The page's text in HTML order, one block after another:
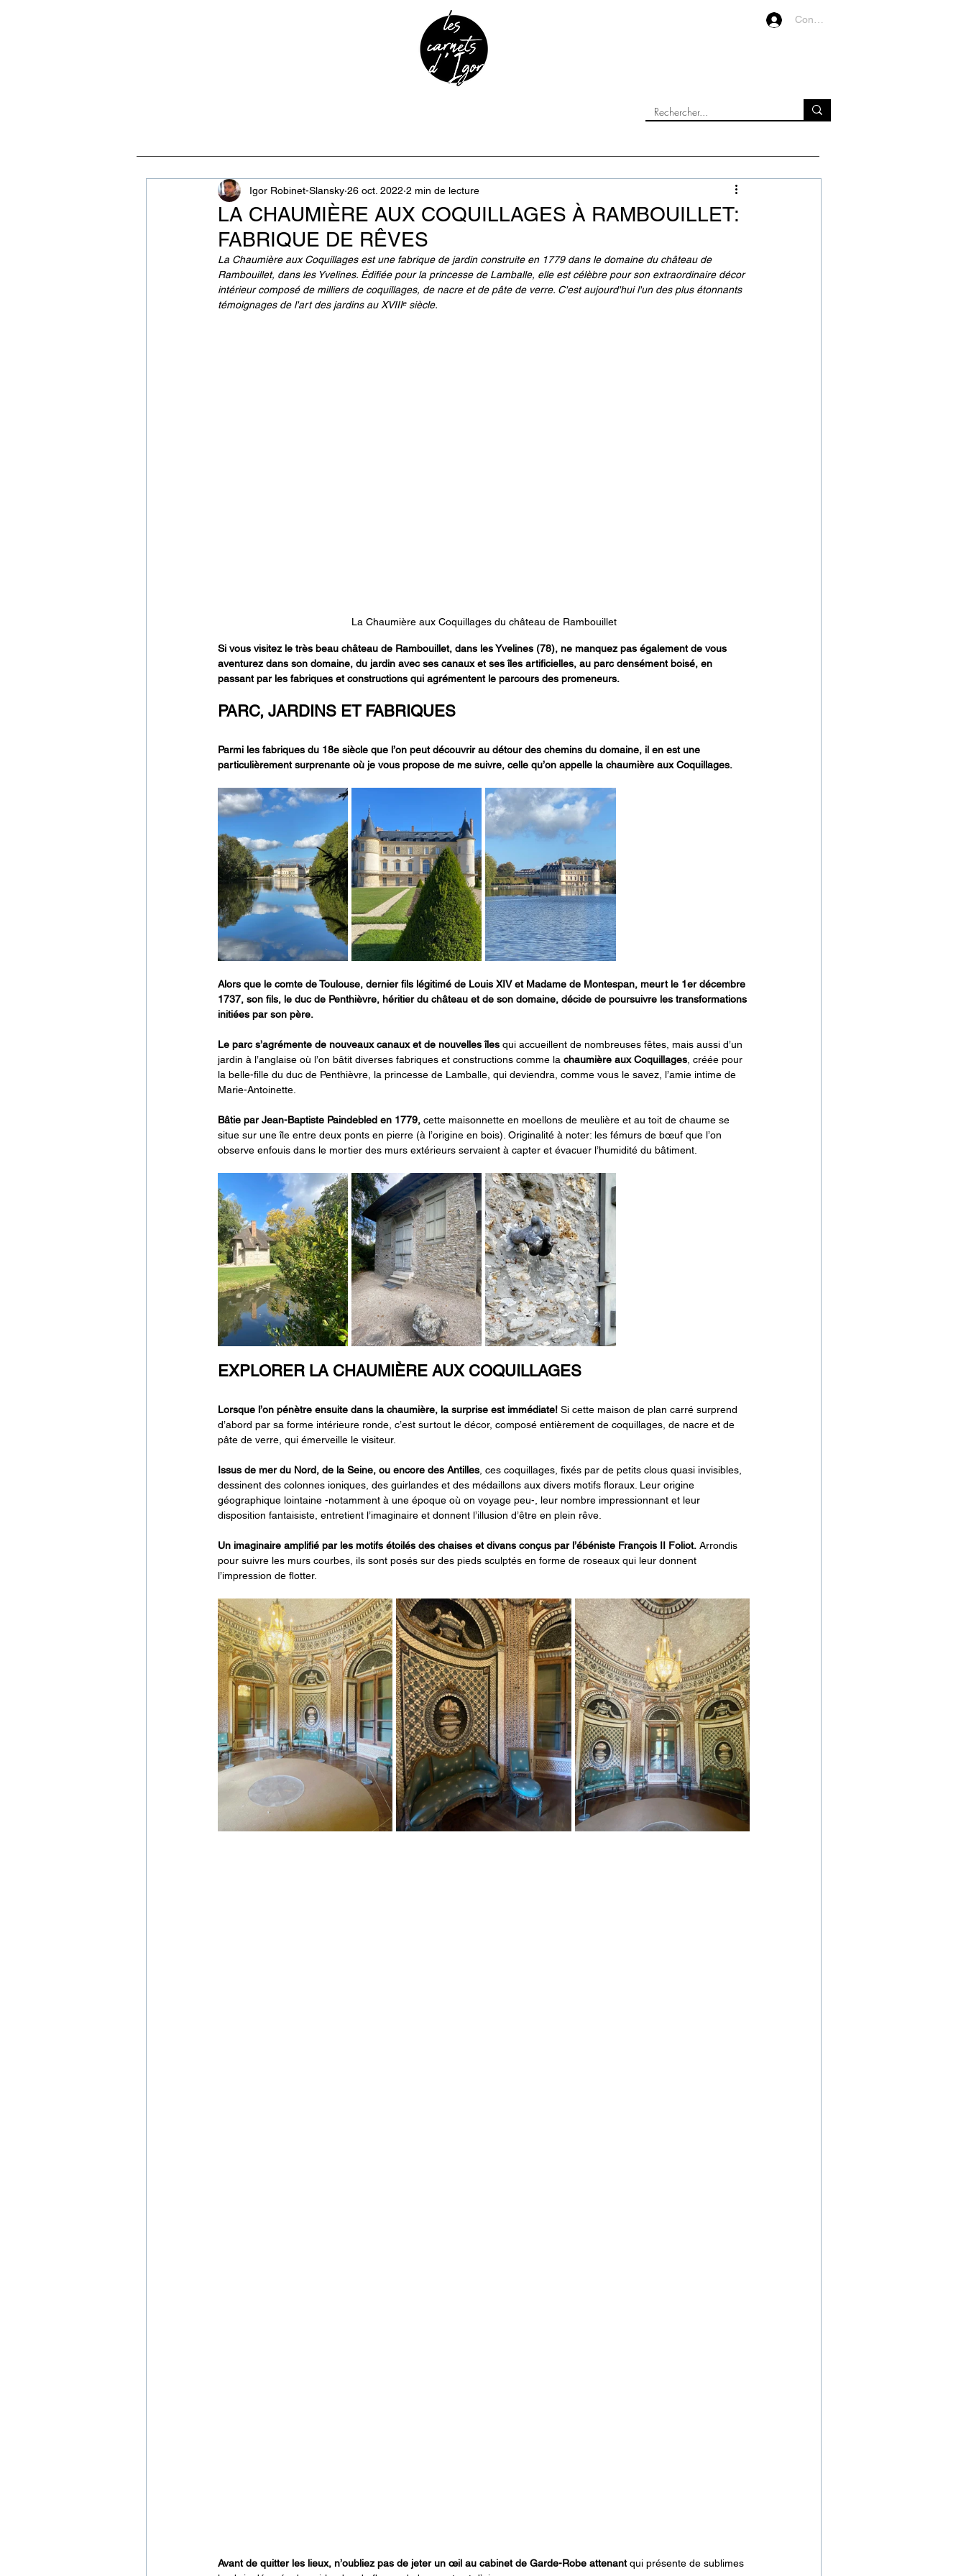
Connexion
LA CHAUMIÈRE AUX COQUILLAGES À RAMBOUILLET:
FABRIQUE DE RÊVES
Igor Robinet-Slansky 26 oct. 2022 2 min de lecture
La Chaumière aux Coquillages est une fabrique de jardin construite en 1779 dans le domaine du château de
Rambouillet, dans les Yvelines. Édifiée pour la princesse de Lamballe, elle est célèbre pour son extraordinaire décor
intérieur composé de milliers de coquillages, de nacre et de pâte de verre. C'est aujourd'hui l'un des plus étonnants
témoignages de l'art des jardins au XVIIIᵉ siècle.
La Chaumière aux Coquillages du château de Rambouillet
Si vous visitez le très beau château de Rambouillet, dans les Yvelines (78), ne manquez pas également de vous
aventurez dans son domaine, du jardin avec ses canaux et ses îles artificielles, au parc densément boisé, en
passant par les fabriques et constructions qui agrémentent le parcours des promeneurs.
PARC, JARDINS ET FABRIQUES
Parmi les fabriques du 18e siècle que l’on peut découvrir au détour des chemins du domaine, il en est une
particulièrement surprenante où je vous propose de me suivre, celle qu’on appelle la chaumière aux Coquillages.
Alors que le comte de Toulouse, dernier fils légitimé de Louis XIV et Madame de Montespan, meurt le 1er décembre
1737, son fils, le duc de Penthièvre, héritier du château et de son domaine, décide de poursuivre les transformations
initiées par son père.
Le parc s’agrémente de nouveaux canaux et de nouvelles îles qui accueillent de nombreuses fêtes, mais aussi d’un
jardin à l’anglaise où l’on bâtit diverses fabriques et constructions comme la chaumière aux Coquillages , créée pour
la belle-fille du duc de Penthièvre, la princesse de Lamballe, qui deviendra, comme vous le savez, l’amie intime de
Marie-Antoinette.
Bâtie par Jean-Baptiste Paindebled en 1779, cette maisonnette en moellons de meulière et au toit de chaume se
situe sur une île entre deux ponts en pierre (à l’origine en bois). Originalité à noter: les fémurs de bœuf que l’on
observe enfouis dans le mortier des murs extérieurs servaient à capter et évacuer l’humidité du bâtiment.
EXPLORER LA CHAUMIÈRE AUX COQUILLAGES
Lorsque l’on pénètre ensuite dans la chaumière, la surprise est immédiate! Si cette maison de plan carré surprend
d’abord par sa forme intérieure ronde, c’est surtout le décor, composé entièrement de coquillages, de nacre et de
pâte de verre, qui émerveille le visiteur.
Issus de mer du Nord, de la Seine, ou encore des Antilles , ces coquillages, fixés par de petits clous quasi invisibles,
dessinent des colonnes ioniques, des guirlandes et des médaillons aux divers motifs floraux. Leur origine
géographique lointaine -notamment à une époque où on voyage peu-, leur nombre impressionnant et leur
disposition fantaisiste, entretient l’imaginaire et donnent l’illusion d’être en plein rêve.
Un imaginaire amplifié par les motifs étoilés des chaises et divans conçus par l’ébéniste François II Foliot. Arrondis
pour suivre les murs courbes, ils sont posés sur des pieds sculptés en forme de roseaux qui leur donnent
l’impression de flotter.
Avant de quitter les lieux, n’oubliez pas de jeter un œil au cabinet de Garde-Robe attenant qui présente de sublimes